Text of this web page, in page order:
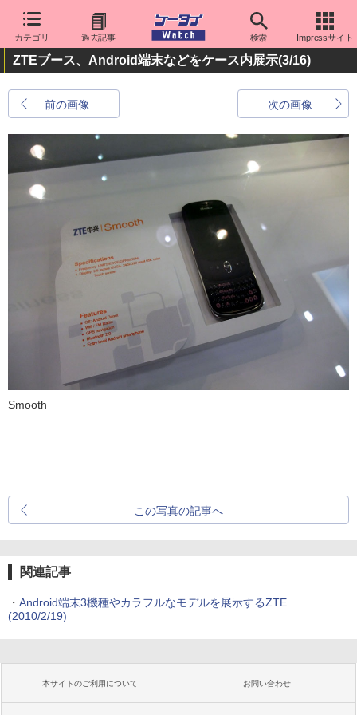
カテゴリ 過去記事 検索 Impressサイト
ZTEブース、Android端末などをケース内展示(3/16)
前の画像 次の画像
Smooth
この写真の記事へ
関連記事
・ Android端末3機種やカラフルなモデルを展示するZTE
(2010/2/19)
本サイトのご利用について お問い合わせ